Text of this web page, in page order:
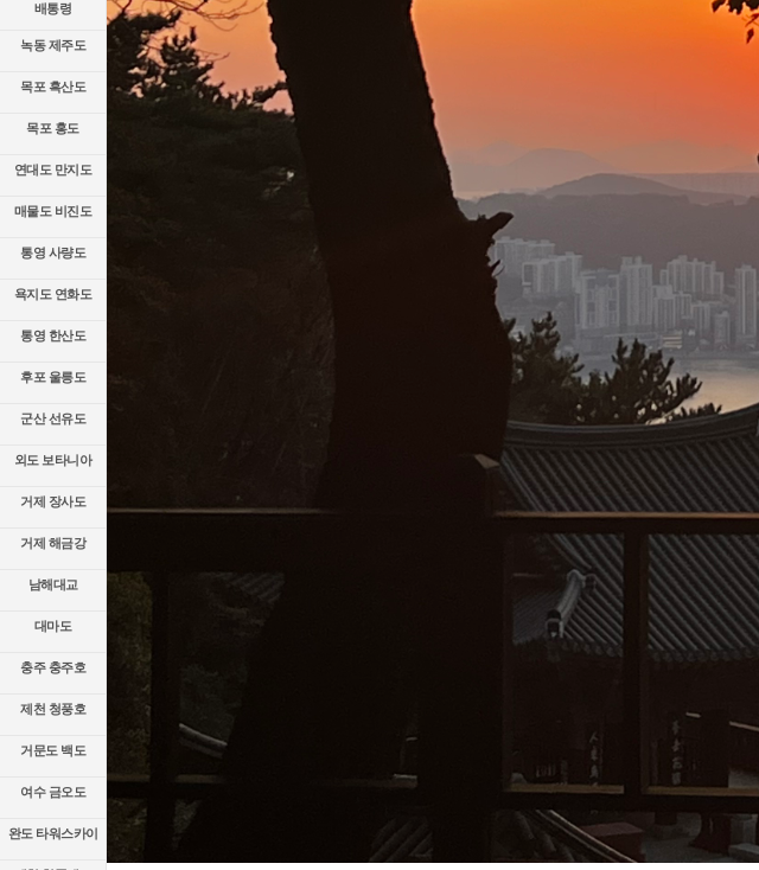
배통령
녹동 제주도
목포 흑산도
목포 홍도
연대도 만지도
매물도 비진도
통영 사량도
욕지도 연화도
통영 한산도
후포 울릉도
군산 선유도
외도 보타니아
거제 장사도
거제 해금강
남해대교
대마도
충주 충주호
제천 청풍호
거문도 백도
여수 금오도
완도 타워스카이